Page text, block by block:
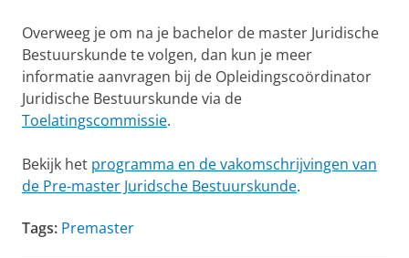
Overweeg je om na je bachelor de master Juridische
Bestuurskunde te volgen, dan kun je meer
informatie aanvragen bij de Opleidingscoördinator
Juridische Bestuurskunde via de
Toelatingscommissie.
Bekijk het programma en de vakomschrijvingen van
de Pre-master Juridsche Bestuurskunde.
Tags: Premaster